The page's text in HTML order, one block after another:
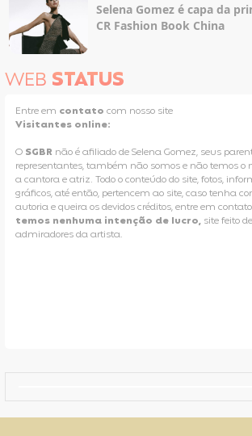
Selena Gomez é capa da
CR Fashion Book China
WEB STATUS
Entre em contato com nosso site
Visitantes online:
O SGBR não é afiliado de Selena Gomez, seus
representantes, também não somos e não temos
a cantora e atriz. Todo o conteúdo do site, fotos,
gráficos, até então, pertencem ao site, caso tenha
autoria e queira os devidos créditos, entre em
temos nenhuma intenção de lucro, site feito
admiradores da artista.